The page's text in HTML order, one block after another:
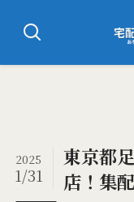
東京都
店！集
2025
1/31